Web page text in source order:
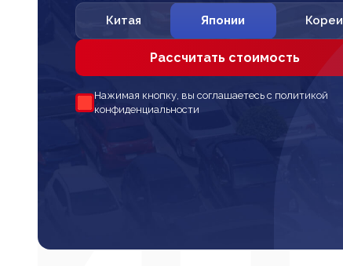
Китая Японии Кореи
Рассчитать стоимость
Нажимая кнопку, вы соглашаетесь с политикой
конфиденциальности